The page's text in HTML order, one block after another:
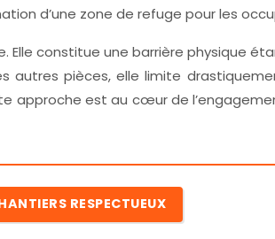
d’une zone de refuge pour les
Elle constitue une barrière physique
pièces, elle limite
approche est au cœur de
RESPECTUEUX